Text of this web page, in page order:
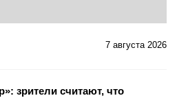
7 августа 2026
зрители считают, что